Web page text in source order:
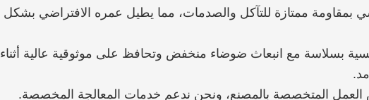
بمقاومة ممتازة للتآكل والصدمات، مما يطيل عمره الافتراضي بشكل
بسلاسة مع انبعاث ضوضاء منخفض وتحافظ على موثوقية عالية أثناء